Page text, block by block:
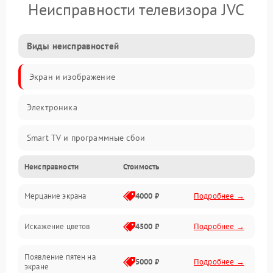
Неисправности телевизора JVC
Виды неисправностей
Экран и изображение
Электроника
Smart TV и программные сбои
Питание и запуск
Подсветка и LED-модули
Звук и аудиосистема
Сигнал и приём каналов
Неисправности Стоимость
Мерцание экрана 4000 ₽ Подробнее →
Искажение цветов 4500 ₽ Подробнее →
Появление пятен на
экране
5000 ₽ Подробнее →